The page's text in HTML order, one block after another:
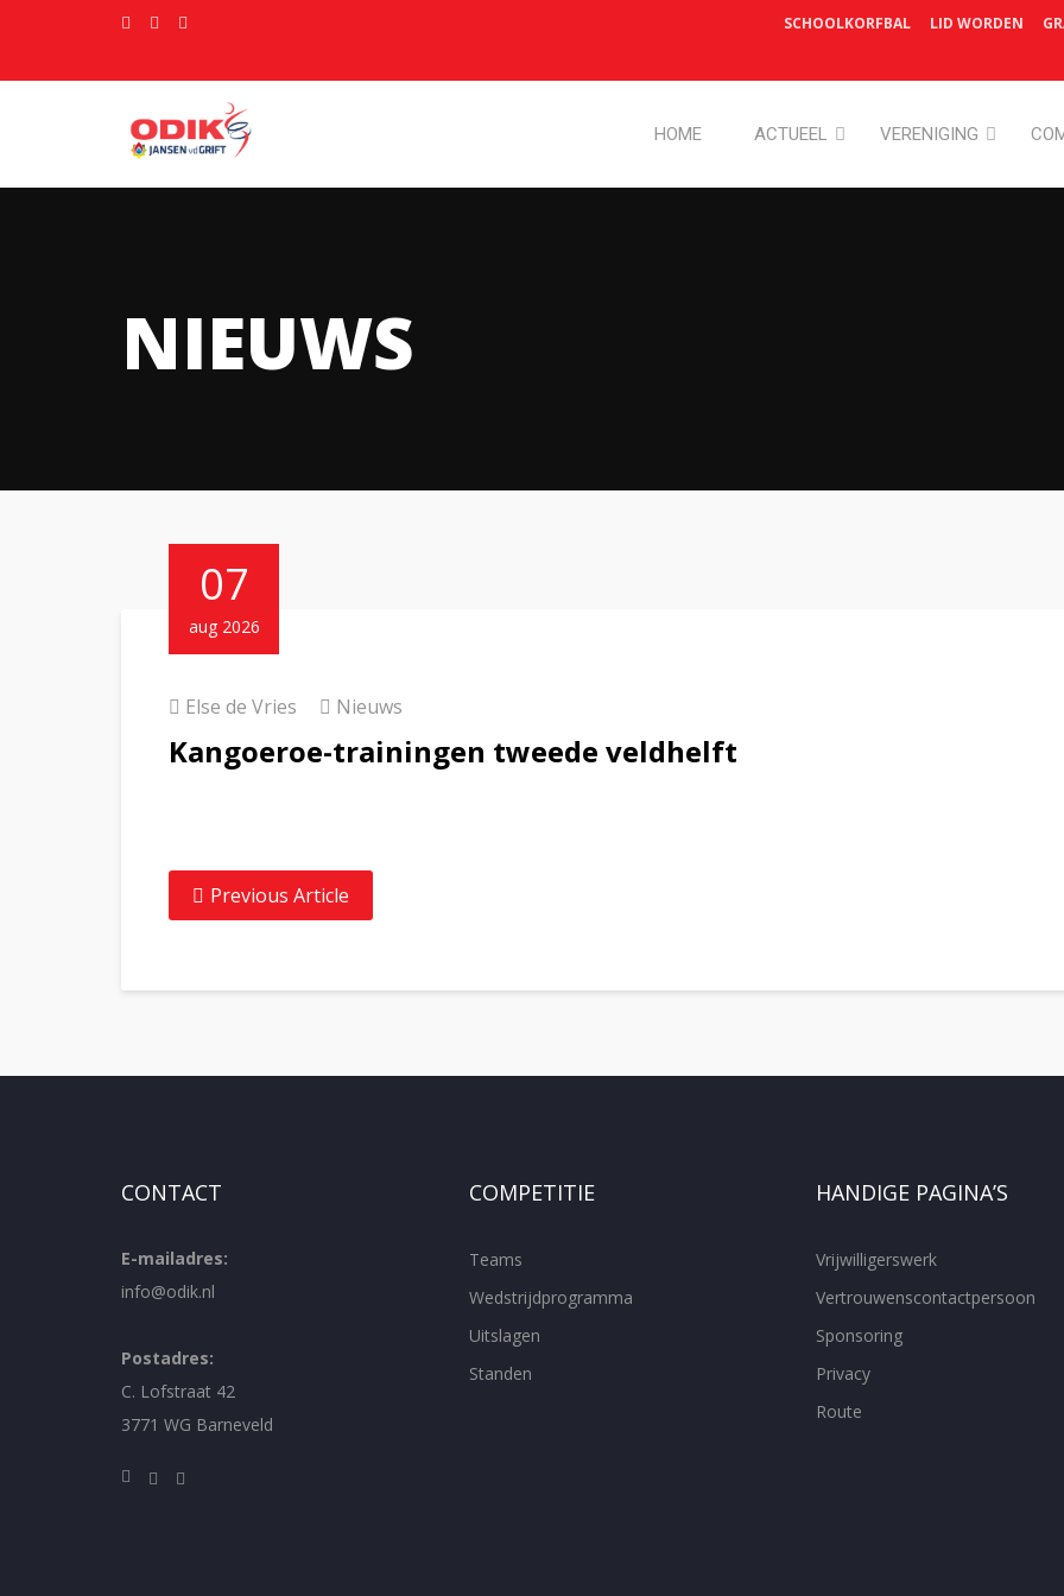
SCHOOLKORFBAL LID WORDEN
HOME ACTUEEL VERENIGING
NIEUWS
07
aug 2026
Else de Vries Nieuws
Kangoeroe-trainingen tweede veldhelft
Previous Article
CONTACT
E-mailadres:
info@odik.nl
Postadres:
C. Lofstraat 42
3771 WG Barneveld
COMPETITIE
Teams
Wedstrijdprogramma
Uitslagen
Standen
HANDIGE PAGINA’S
Vrijwilligerswerk
Vertrouwenscontactpersoon
Sponsoring
Privacy
Route